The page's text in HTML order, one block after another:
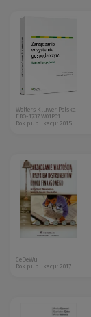
Wolters Kluwer Polska
EBO-1737 W01P01
Rok publikacji: 2015
CeDeWu
Rok publikacji: 2017